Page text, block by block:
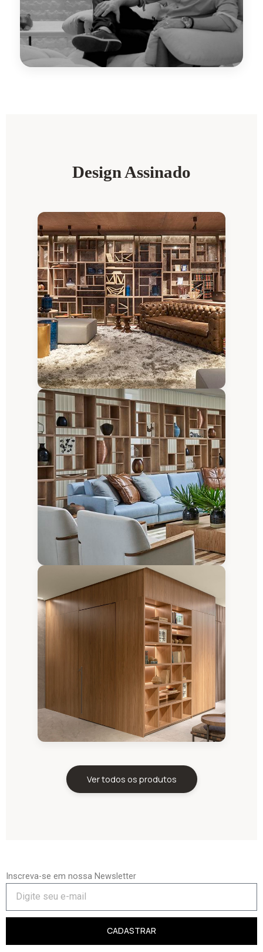
Design Assinado
Ver todos os produtos
Inscreva-se em nossa Newsletter
CADASTRAR